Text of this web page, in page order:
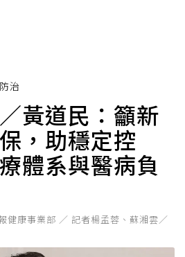
治
黃道民：籲新
，助穩定控
體系與醫病負
健康事業部 ／ 記者楊孟蓉、蘇湘雲／